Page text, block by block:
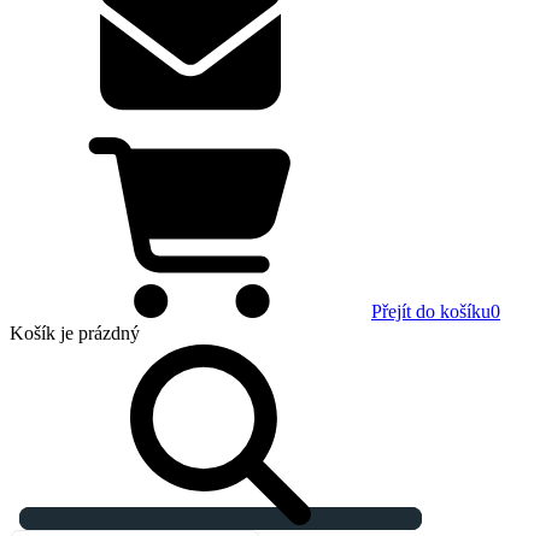
Přejít do košíku0
Košík je prázdný